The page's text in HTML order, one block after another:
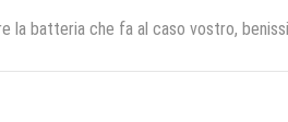
la batteria che fa al caso vostro,